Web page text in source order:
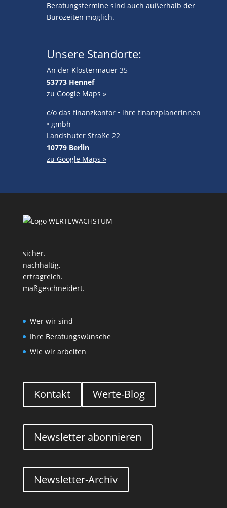
Beratungstermine sind auch außerhalb der
Bürozeiten möglich.
Unsere Standorte:
An der Klostermauer 35
53773 Hennef
zu Google Maps »
c/o das finanzkontor • ihre finanzplanerinnen
• gmbh
Landshuter Straße 22
10779 Berlin
zu Google Maps »
sicher.
nachhaltig.
ertragreich.
maßgeschneidert.
Wer wir sind
Ihre Beratungswünsche
Wie wir arbeiten
Kontakt Werte-Blog
Newsletter abonnieren
Newsletter-Archiv